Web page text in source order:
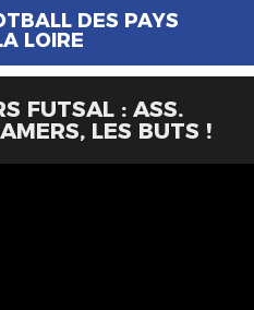
DES PAYS
LOIRE
FUTSAL : ASS.
LES BUTS !